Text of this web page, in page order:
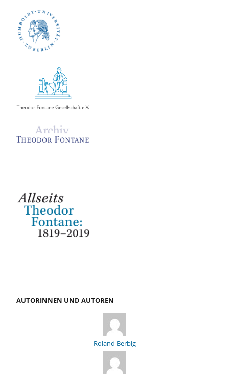
AUTORINNEN UND AUTOREN
Roland Berbig